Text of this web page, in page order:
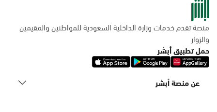
منصة تقدم خدمات وزارة الداخلية السعودية للمواطنين والمقيمين
والزوار
حمل تطبيق أبشر
عن منصة أبشر